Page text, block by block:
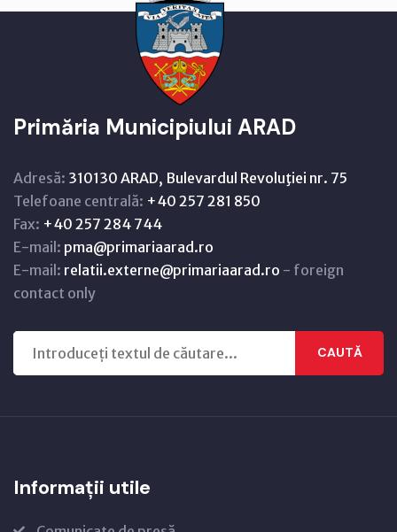
Primăria Municipiului ARAD
Adresă: 310130 ARAD, Bulevardul Revoluţiei nr. 75
Telefoane centrală: +40 257 281 850
Fax: +40 257 284 744
E-mail: pma@primariaarad.ro
E-mail: relatii.externe@primariaarad.ro - foreign
contact only
CAUTĂ
Informații utile